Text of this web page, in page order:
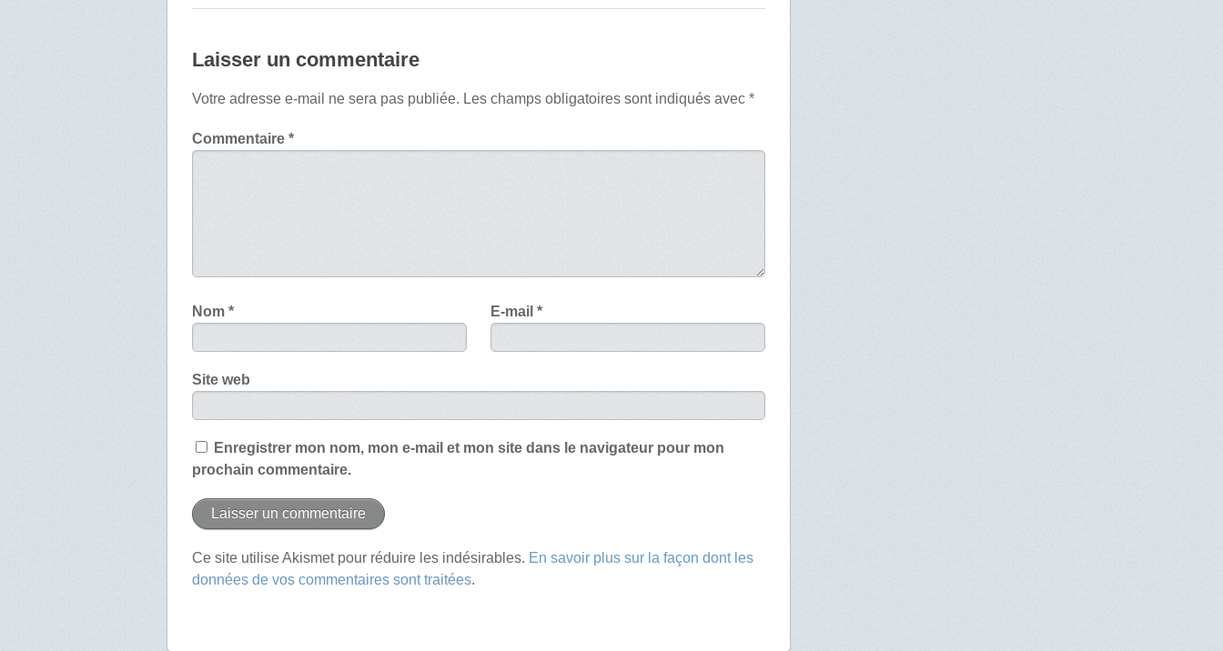
Laisser un commentaire
Votre adresse e-mail ne sera pas publiée. Les champs obligatoires sont indiqués avec*
Commentaire*
Nom* E-mail *
Site web
Enregistrer mon nom, mon e-mail et mon site dans le navigateur pour mon
prochain commentaire.
Ce site utilise Akismet pour réduire les indésirables. En savoir plus sur la façon dont les
données de vos commentaires sont traitées.